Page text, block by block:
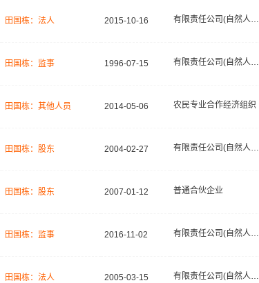
田国栋：法人 2015-10-16 有限责任公司(自然人投资或控股)
田国栋：监事 1996-07-15 有限责任公司(自然人投资或控股)
田国栋：其他人员 2014-05-06 农民专业合作经济组织
田国栋：股东 2004-02-27 有限责任公司(自然人投资或控股)
田国栋：股东 2007-01-12 普通合伙企业
田国栋：监事 2016-11-02 有限责任公司(自然人独资)
田国栋：法人 2005-03-15 有限责任公司(自然人投资或控股)